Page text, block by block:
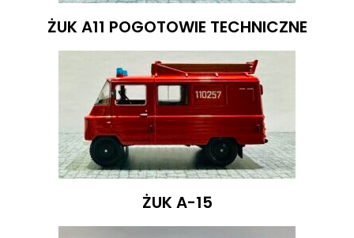
ŻUK A11 POGOTOWIE TECHNICZNE
ŻUK A-15